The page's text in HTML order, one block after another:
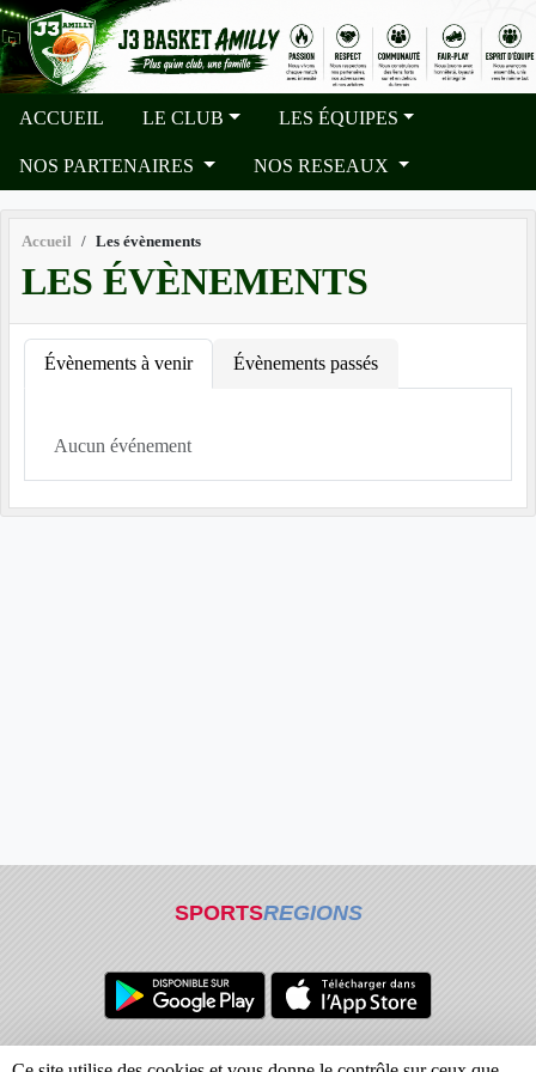
ACCUEIL LE CLUB LES ÉQUIPES
NOS PARTENAIRES NOS RESEAUX
Accueil Les évènements
LES ÉVÈNEMENTS
Évènements à venir Évènements passés
Aucun événement
SPORTSREGIONS
Charte cookies
Gestion des cookies
Panneau de gestion des cookies